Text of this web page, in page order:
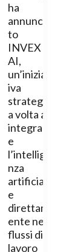
ha
annuncia
to
INVEX
AI,
un’iniziat
iva
strategic
a volta a
integrar
e
l’intellige
nza
artificial
e
direttam
ente nei
flussi di
lavoro